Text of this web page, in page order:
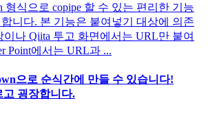
형식으로 copipe 할 수 있는 편리한 기능
니다. 본 기능은 붙여넣기 대상에 의존
나 Qiita 투고 화면에서는 URL만 붙여
Point에서는 URL과 ...
으로 순식간에 만들 수 있습니다!
고 굉장합니다.